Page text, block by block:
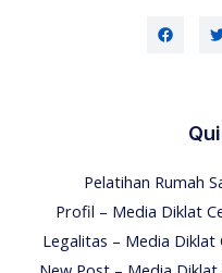
Pelatihan Rumah
Profil – Media Diklat
Legalitas – Media Diklat